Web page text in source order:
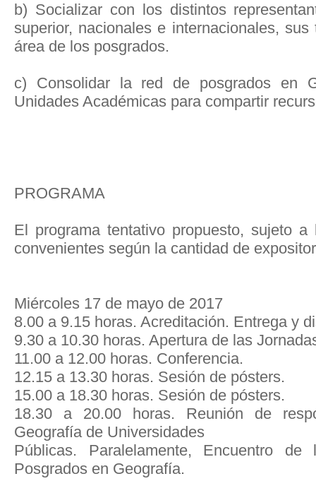
b) Socializar con los distintos
superior, nacionales e internacionales,
área de los posgrados.
c) Consolidar la red de posgrados en
Unidades Académicas para compartir
PROGRAMA
El programa tentativo propuesto, sujeto
convenientes según la cantidad de
Miércoles 17 de mayo de 2017
8.00 a 9.15 horas. Acreditación. Entrega y
9.30 a 10.30 horas. Apertura de las
11.00 a 12.00 horas. Conferencia.
12.15 a 13.30 horas. Sesión de pósters.
15.00 a 18.30 horas. Sesión de pósters.
18.30 a 20.00 horas. Reunión de
Geografía de Universidades
Públicas. Paralelamente, Encuentro
Posgrados en Geografía.